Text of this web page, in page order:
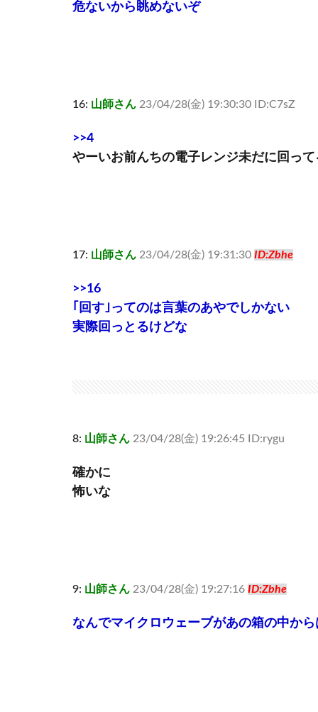
危ないから眺めないぞ
16: 山師さん 23/04/28(金) 19:30:30 ID:C7sZ
>>4
やーいお前んちの電子レンジ未だに回って
17: 山師さん 23/04/28(金) 19:31:30 ID:Zbhe
>>16
｢回す｣ってのは言葉のあやでしかない
実際回っとるけどな
8: 山師さん 23/04/28(金) 19:26:45 ID:rygu
確かに
怖いな
9: 山師さん 23/04/28(金) 19:27:16 ID:Zbhe
なんでマイクロウェーブがあの箱の中か